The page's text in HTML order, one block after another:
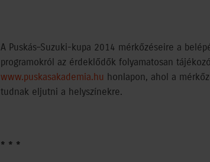
A Puskás–Suzuki-kupa 2014 mérkőzéseire a
programokról az érdeklődők folyamatosan
www.puskasakademia.hu honlapon, ahol a
tudnak eljutni a helyszínekre.
* * *